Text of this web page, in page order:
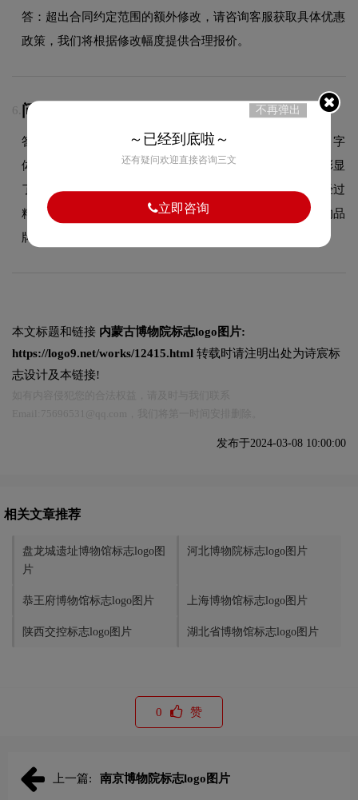
答：超出合同约定范围的额外修改，请咨询客服获取具体优惠
政策，我们将根据修改幅度提供合理报价。
6. 问：内蒙古博物院logo使用的是什么字体？
答：内蒙古博物院品牌标志采用的是圆润可爱的字体设计，字
体造型与品牌形象高度契合，在确保良好阅读性的同时，彰显
了品牌的极简现代设计风格。字体的结构、粗细及间距都经过
精心考量，使整体标志在不同尺寸和场景下均能保持一致的品
牌调性。
本文标题和链接 内蒙古博物院标志logo图片:
https://logo9.net/works/12415.html 转载时请注明出处为诗宸标
志设计及本链接!
发布于2024-03-08 10:00:00
相关文章推荐
盘龙城遗址博物馆标志logo图
片
河北博物院标志logo图片
恭王府博物馆标志logo图片 上海博物馆标志logo图片
陕西交控标志logo图片 湖北省博物馆标志logo图片
0 赞
上一篇: 南京博物院标志logo图片
不再弹出
～已经到底啦～
还有疑问欢迎直接咨询三文
立即咨询